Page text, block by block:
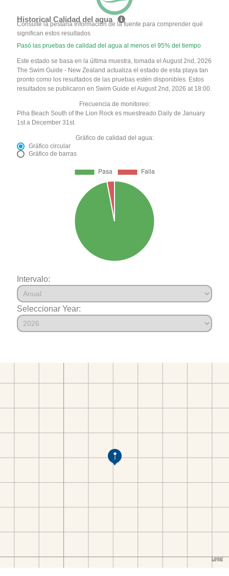
Historical Calidad del agua
Consulte la pestaña Información de la fuente para comprender qué
significan estos resultados
Pasó las pruebas de calidad del agua al menos el 95% del tiempo
Este estado se basa en la última muestra, tomada el August 2nd, 2026
The Swim Guide - New Zealand actualiza el estado de esta playa tan
pronto como los resultados de las pruebas estén disponibles. Estos
resultados se publicaron en Swim Guide el August 2nd, 2026 at 18:00.
Frecuencia de monitoreo:
Piha Beach South of the Lion Rock es muestreado Daily de January
1st a December 31st.
Gráfico de calidad del agua:
Gráfico circular
Gráfico de barras
Intervalo:
Seleccionar Year: